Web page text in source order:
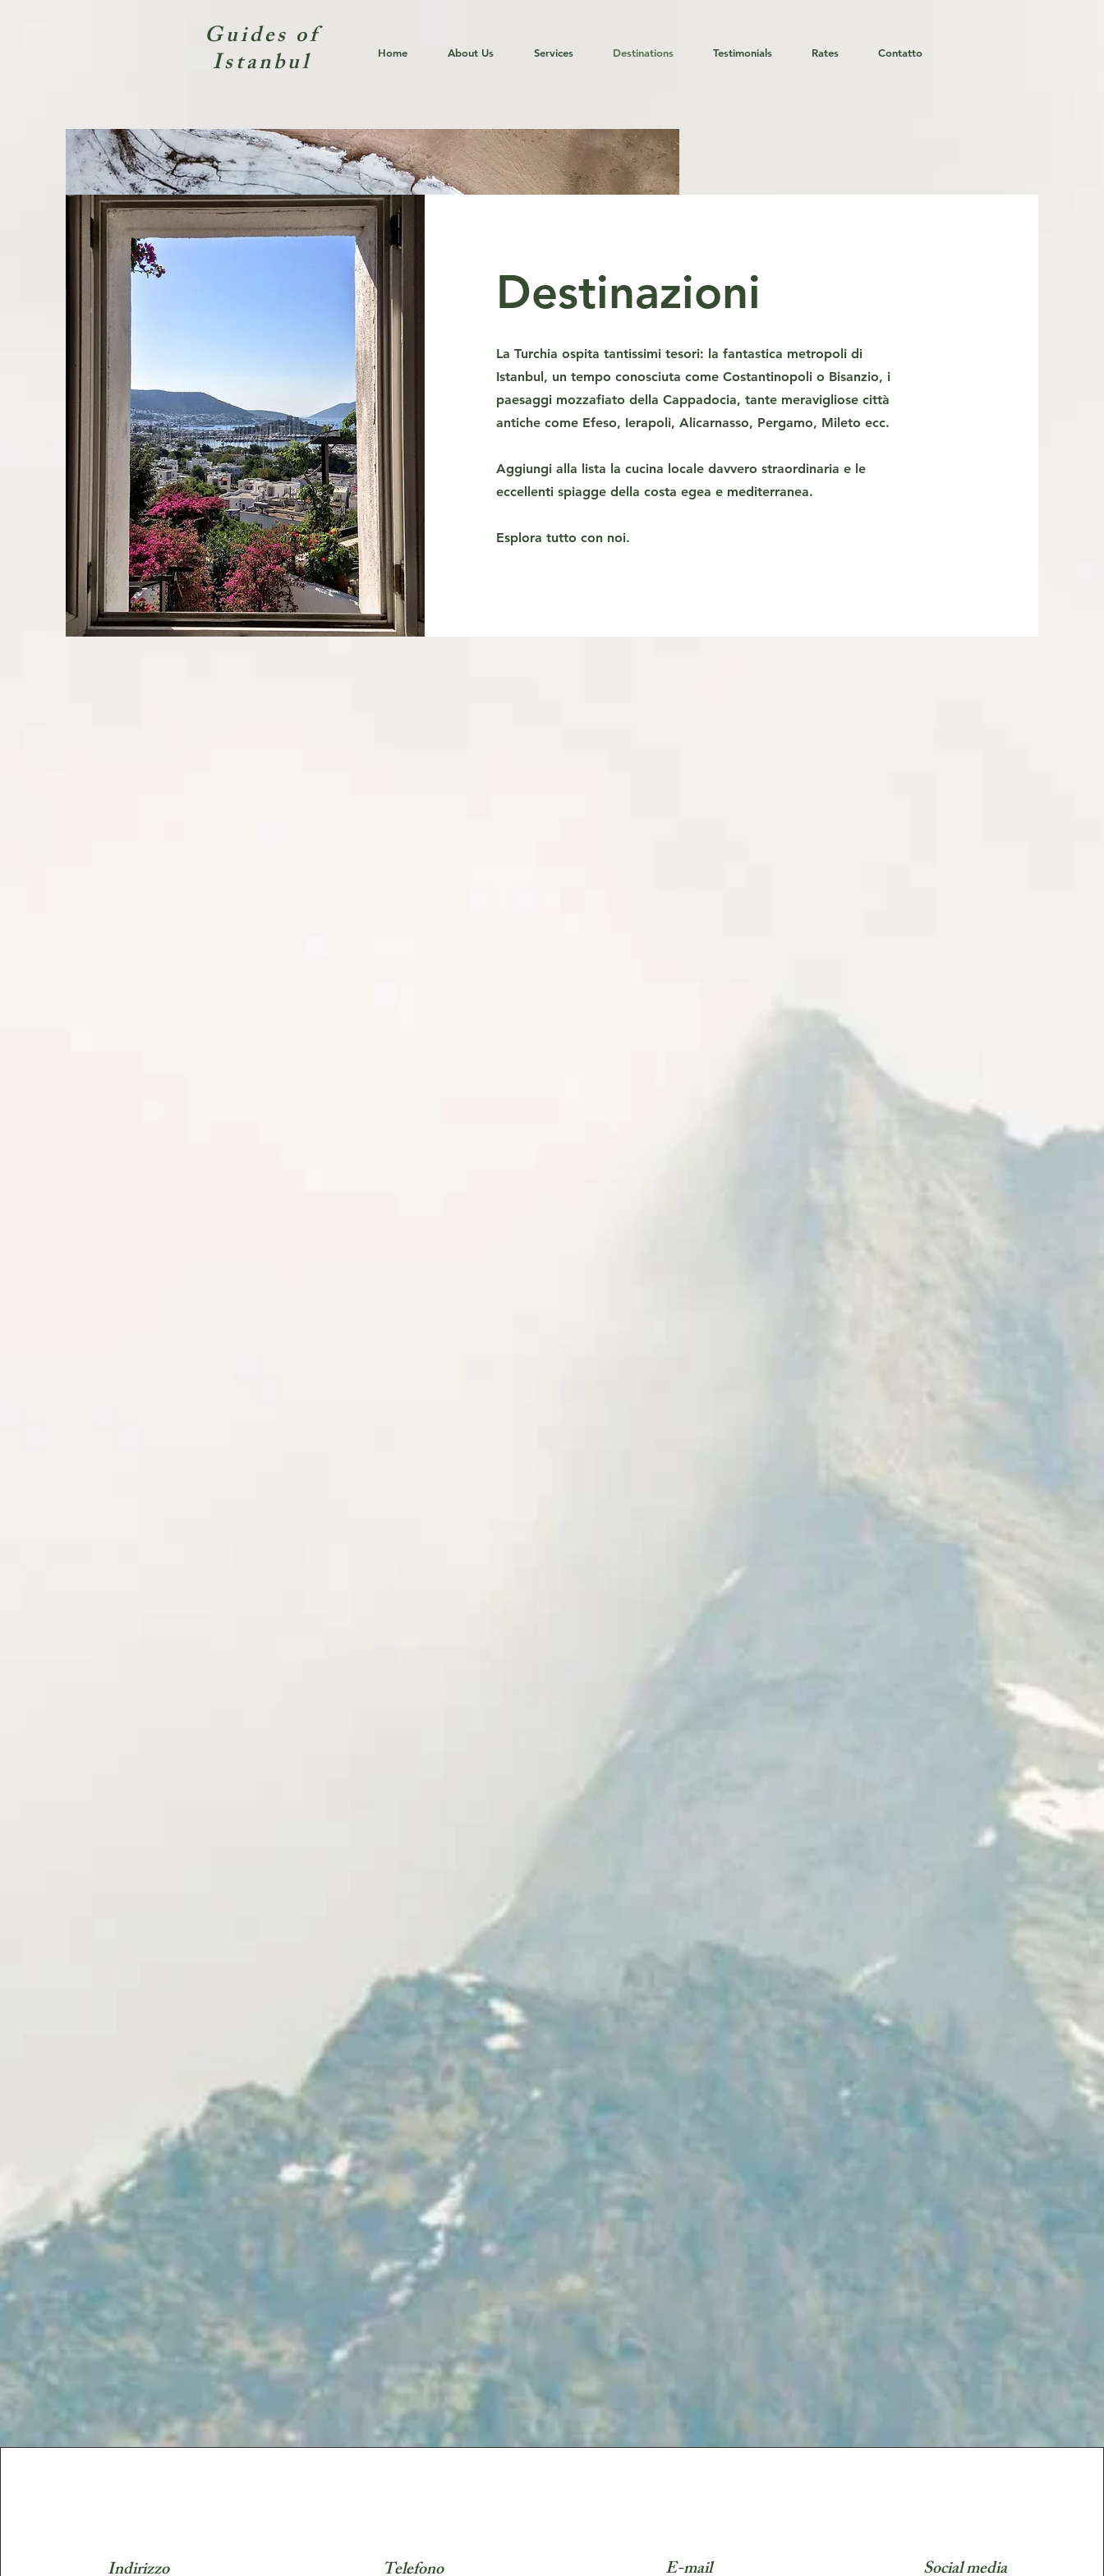
Destinazioni
La Turchia ospita tantissimi tesori: la fantastica metropoli di
Istanbul, un tempo conosciuta come Costantinopoli o Bisanzio, i
paesaggi mozzafiato della Cappadocia, tante meravigliose città
antiche come Efeso, Ierapoli, Alicarnasso, Pergamo, Mileto ecc.
Aggiungi alla lista la cucina locale davvero straordinaria e le
eccellenti spiagge della costa egea e mediterranea.
Esplora tutto con noi.
Home About Us Services Destinations Testimonials Rates Contatto
Guides of
Istanbul
E-mail Social media